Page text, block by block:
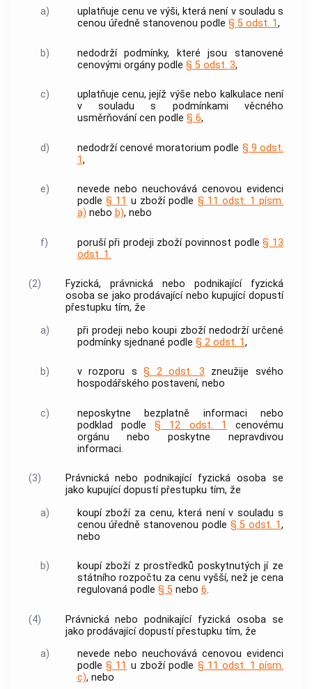
a)
uplatňuje cenu ve výši, která není v souladu s
cenou úředně stanovenou podle § 5 odst. 1,
b)
nedodrží podmínky, které jsou stanovené
cenovými orgány podle § 5 odst. 3,
c)
uplatňuje cenu, jejíž výše nebo kalkulace není
v souladu s podmínkami věcného
usměrňování cen podle § 6,
d) nedodržícenové moratorium podle § 9 odst.
1,
e)
nevede nebo neuchovává cenovou evidenci
podle § 11 u zboží podle § 11 odst. 1 písm.
a) nebo b), nebo
f) poruší při prodeji zboží povinnost podle§ 13
odst. 1.
(2)
Fyzická, právnická nebo podnikající fyzická
osoba se jako prodávající nebo kupující dopustí
přestupku tím, že
a)
při prodeji nebo koupi zboží nedodrží určené
podmínkysjednané podle § 2 odst. 1,
b) v rozporu s§ 2 odst. 3 zneužije svého
hospodářského postavení, nebo
c)
neposkytne bezplatně informaci nebo
podklad podle§ 12 odst. 1
cenovému
orgánu nebo poskytne nepravdivou
informaci.
(3)
Právnická nebo podnikající fyzická osoba se
jako kupující dopustí přestupku tím, že
a)
koupí zboží za cenu, která není v souladu s
cenou úředně stanovenou podle § 5 odst. 1,
nebo
b)
koupí zboží z prostředků poskytnutých jí ze
státního rozpočtu za cenu vyšší, než je cena
regulovaná podle § 5nebo 6.
(4)
Právnická nebo podnikající fyzická osoba se
jako prodávající dopustí přestupku tím, že
a)
nevede nebo neuchovává cenovou evidenci
podle § 11 u zboží podle § 11 odst. 1 písm.
c), nebo